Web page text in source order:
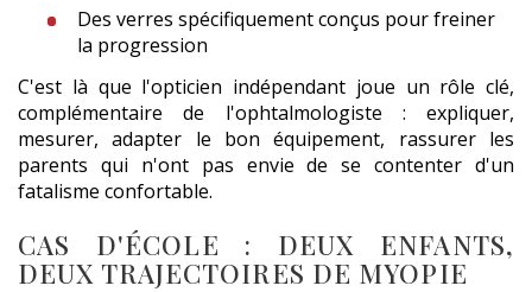
Des verres spécifiquement conçus pour freiner
la progression
C'est là que l'opticien indépendant joue un rôle clé,
complémentaire de l'ophtalmologiste : expliquer,
mesurer, adapter le bon équipement, rassurer les
parents qui n'ont pas envie de se contenter d'un
fatalisme confortable.
CAS D'ÉCOLE : DEUX ENFANTS,
DEUX TRAJECTOIRES DE MYOPIE